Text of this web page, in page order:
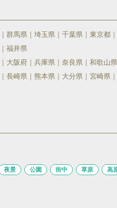
群馬県 埼玉県 千葉県 東京都
福井県
大阪府 兵庫県 奈良県
和歌山県
長崎県 熊本県 大分県 宮崎県
夜景 公園 街中 草原 高